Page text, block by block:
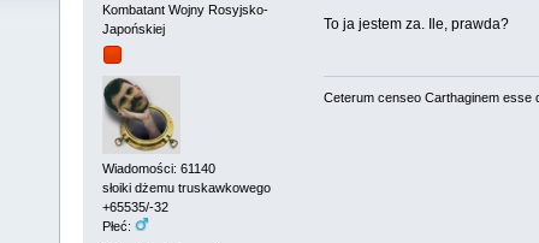
Kombatant Wojny Rosyjsko-
Japońskiej
Wiadomości: 61140
słoiki dżemu truskawkowego
+65535/-32
Płeć:
To ja jestem za. Ile, prawda?
Ceterum censeo Carthaginem esse